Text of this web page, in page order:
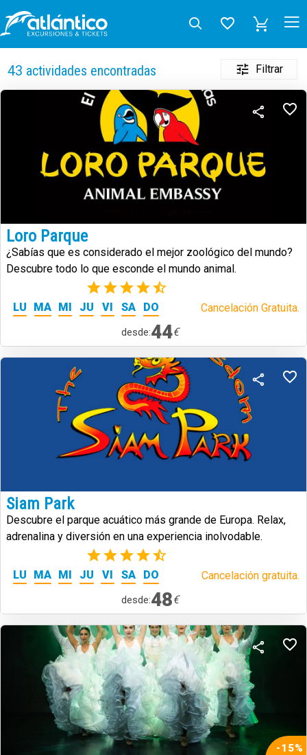
43 actividades encontradas Filtrar
Loro Parque
¿Sabías que es considerado el mejor zoológico del mundo?
Descubre todo lo que esconde el mundo animal.
(73)
LU MA MI JU VI SA DO Cancelación Gratuita.
desde:44€
Siam Park
Descubre el parque acuático más grande de Europa. Relax,
adrenalina y diversión en una experiencia inolvodable.
(39)
LU MA MI JU VI SA DO Cancelación gratuita.
desde:48€
-15%